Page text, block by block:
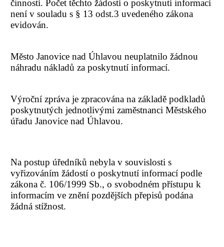
činností. Počet těchto žádostí o poskytnutí informací
není v souladu s § 13 odst.3 uvedeného zákona
evidován.
Město Janovice nad Úhlavou neuplatnilo žádnou
náhradu nákladů za poskytnutí informací.
Výroční zpráva je zpracována na základě podkladů
poskytnutých jednotlivými zaměstnanci Městského
úřadu Janovice nad Úhlavou.
Na postup úředníků nebyla v souvislosti s
vyřizováním žádostí o poskytnutí informací podle
zákona č. 106/1999 Sb., o svobodném přístupu k
informacím ve znění pozdějších přepisů podána
žádná stížnost.